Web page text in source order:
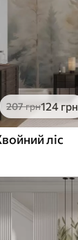
207грн124 грн
ліс